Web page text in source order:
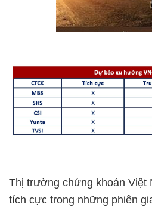
Thị trường chứng khoán Việt
tích cực trong những phiên